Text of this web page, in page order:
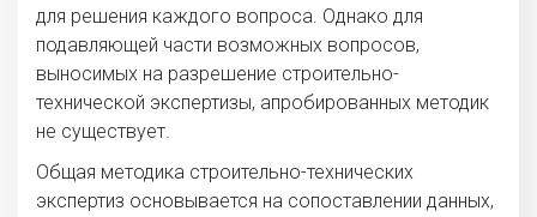
для решения каждого вопроса. Однако для
подавляющей части возможных вопросов,
выносимых на разрешение строительно-
технической экспертизы, апробированных методик
не существует.
Общая методика строительно-технических
экспертиз основывается на сопоставлении данных,